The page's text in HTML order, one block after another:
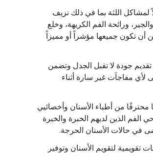
لمشاكل اللثة بما في ذلك نزيف
والجير، ورائحة الفم الكريهة، وخلع
أن تكون جميعها مؤشراً أو مميزاً
تقديم جودة لا تقبل الجدل وتضمن
مفاجآت غير سارة أثناء
محترفًا من أطباء الأسنان وأخصائيي
الفم الذين لديهم الخبرة والخبرة
في حالات الأسنان الحرجة.
تقويمية لتقويم الأسنان وتوفير